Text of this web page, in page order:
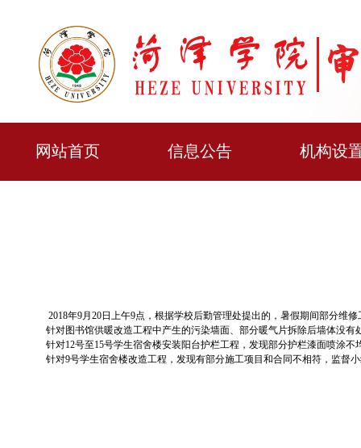
网站首页 信息公告 机构设
2018年9月20日上午9点，根据学校后勤管理处提出的，暑假期间部分维
针对图书馆供暖改造工程中产生的污染墙面、部分暖气片拆除后墙体没
针对12号至15号学生宿舍楼安装阳台护栏工程，发现部分护栏漆面喷涂
针对9号学生宿舍楼改造工程，发现有部分施工项目和合同不相符，监督